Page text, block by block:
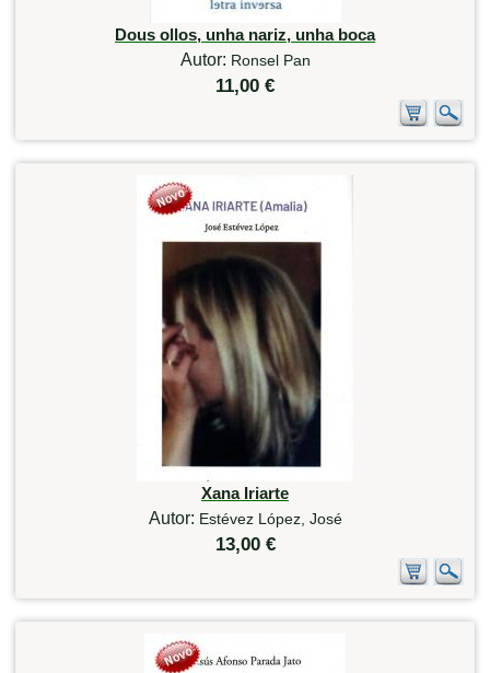
Dous ollos, unha nariz, unha boca
Autor: Ronsel Pan
11,00 €
Xana Iriarte
Autor: Estévez López, José
13,00 €